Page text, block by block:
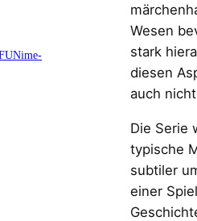
Wesen
stark
diesen
auch
Die Serie
typische
subtiler
einer